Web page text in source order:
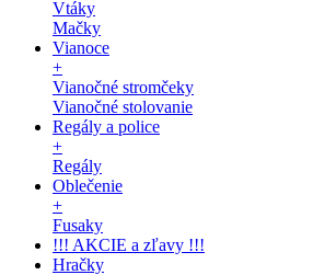
Vtáky
Mačky
Vianoce
+
Vianočné stromčeky
Vianočné stolovanie
Regály a police
+
Regály
Oblečenie
+
Fusaky
!!! AKCIE a zľavy !!!
Hračky